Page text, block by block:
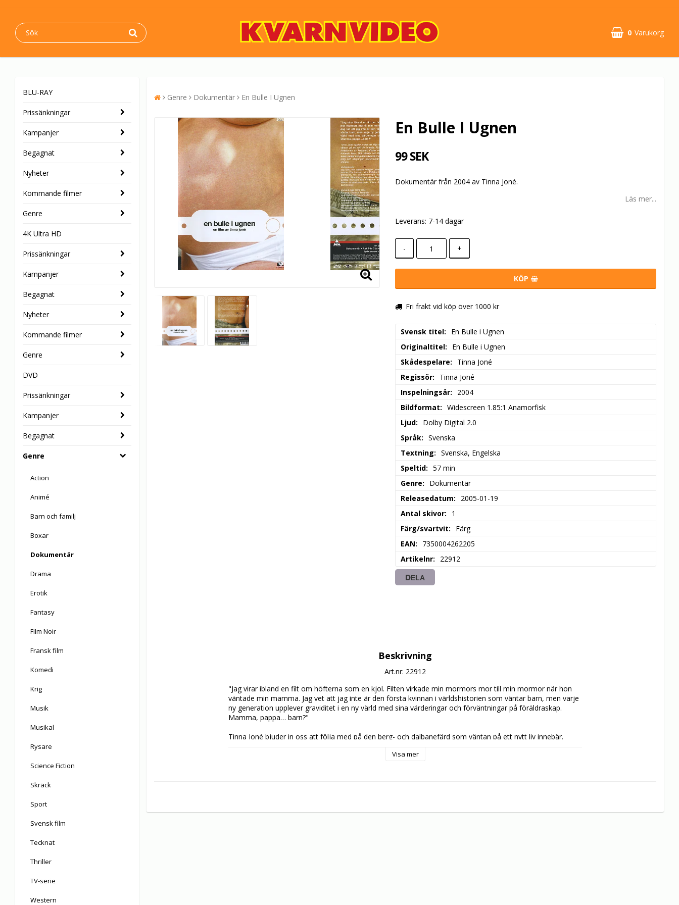
0 Varukorg
BLU-RAY
Prissänkningar
Kampanjer
Begagnat
Nyheter
Kommande filmer
Genre
4K Ultra HD
Prissänkningar
Kampanjer
Begagnat
Nyheter
Kommande filmer
Genre
DVD
Prissänkningar
Kampanjer
Begagnat
Genre
Action
Animé
Barn och familj
Boxar
Dokumentär
Drama
Erotik
Fantasy
Film Noir
Fransk film
Komedi
Krig
Musik
Musikal
Rysare
Science Fiction
Skräck
Sport
Svensk film
Tecknat
Thriller
TV-serie
Western
Genre Dokumentär En Bulle I Ugnen
En Bulle I Ugnen
99 SEK
Dokumentär från 2004 av Tinna Joné.
Läs mer...
Leverans: 7-14 dagar
- +
KÖP
Fri frakt vid köp över 1000 kr
Svensk titel
En Bulle i Ugnen
Originaltitel
En Bulle i Ugnen
Skådespelare
Tinna Joné
Regissör
Tinna Joné
Inspelningsår
2004
Bildformat
Widescreen 1.85:1 Anamorfisk
Ljud
Dolby Digital 2.0
Språk
Svenska
Textning
Svenska, Engelska
Speltid
57 min
Genre
Dokumentär
Releasedatum
2005-01-19
Antal skivor
1
Färg/svartvit
Färg
EAN
7350004262205
Artikelnr
22912
DELA
Beskrivning
Art.nr: 22912
"Jag virar ibland en filt om höfterna som en kjol. Filten virkade min mormors mor till min mormor när hon
väntade min mamma. Jag vet att jag inte är den första kvinnan i världshistorien som väntar barn, men varje
ny generation upplever graviditet i en ny värld med sina värderingar och förväntningar på föräldraskap.
Mamma, pappa… barn?"
Tinna Joné bjuder in oss att följa med på den berg- och dalbanefärd som väntan på ett nytt liv innebär.
hotande faror. Och vänner och familj går också i väntans tider och har tusen tankar kring den växande
Visa mer